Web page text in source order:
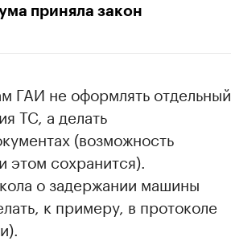
приняла закон
ГАИ не оформлять отдельный
ТС, а делать
(возможность
этом сохранится).
о задержании машины
к примеру, в протоколе